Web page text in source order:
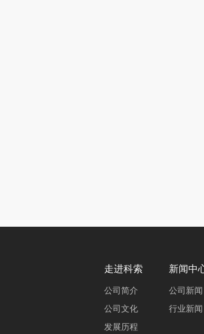
走进科索
公司简介
公司文化
发展历程
新闻中
公司新闻
行业新闻